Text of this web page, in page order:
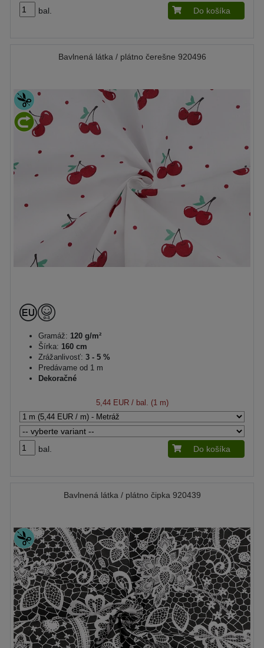
bal. Do košíka
Bavlnená látka / plátno čerešne 920496
Gramáž: 120 g/m²
Šírka: 160 cm
Zrážanlivosť: 3 - 5 %
Predávame od 1 m
Dekoračné
5,44 EUR/ bal. (1 m)
bal. Do košíka
Bavlnená látka / plátno čipka 920439